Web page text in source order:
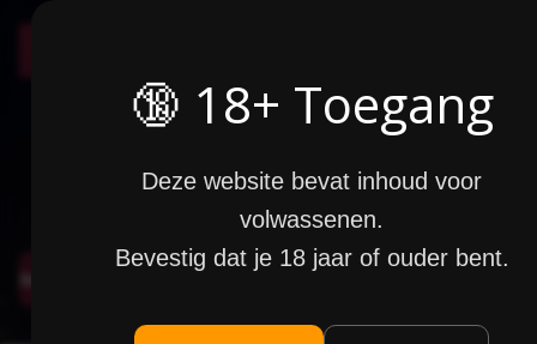
🔞 18+ Toegang
Deze website bevat inhoud voor
volwassenen.
Bevestig dat je 18 jaar of ouder bent.
Maak account